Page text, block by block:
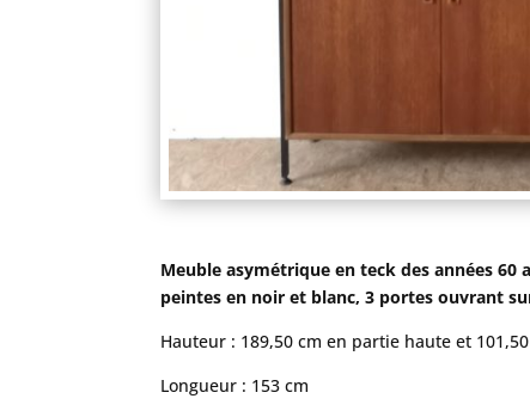
Meuble asymétrique en teck des années
peintes en noir et blanc, 3 portes ouvrant
Hauteur : 189,50 cm en partie haute et
Longueur : 153 cm